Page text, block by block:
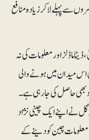
سے پہلے لاکر زیادہ منافع
ماڈلزاور معلومات کی نہ
میدان میں ہونے والی
بھی حاصل کی جارہی ہے۔
نے اپنے ایک چینی نژاد
معلومات چین کو دینے کے